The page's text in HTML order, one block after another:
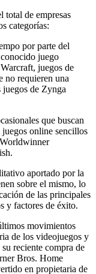
total de empresas
categorías:
por parte del
juego
juegos de
no requieren una
juegos de Zynga
que buscan
online sencillos
aportado por la
sobre el mismo, lo
de las principales
y factores de éxito.
movimientos
de los videojuegos y
reciente compra de
Bros. Home
en propietaria de